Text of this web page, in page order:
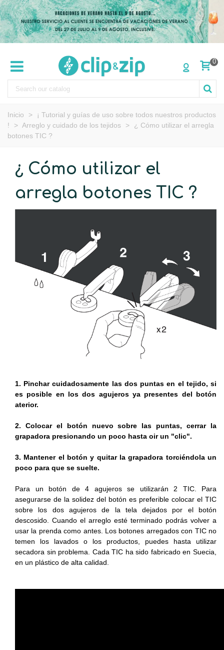
0
Inicio >
¡ Tutorial y guías de uso sobre todos nuestros productos
!
> Arreglo y cuidado de los tejidos >
¿ Cómo utilizar el arregla
botones TIC ?
¿ Cómo utilizar el
arregla botones TIC ?
1. Pinchar cuidadosamente las dos puntas en el tejido, si
es posible en los dos agujeros ya presentes del botón
aterior.
2. Colocar el botón nuevo sobre las puntas, cerrar la
grapadora presionando un poco hasta oir un "clic".
3. Mantener el botón y quitar la grapadora torciéndola un
poco para que se suelte.
Para un botón de 4 agujeros se utilizarán 2 TIC. Para
asegurarse de la solidez del botón es preferible colocar el TIC
sobre los dos agujeros de la tela dejados por el botón
descosido. Cuando el arreglo esté terminado podrás volver a
usar la prenda como antes. Los botones arregados con TIC no
temen los lavados o los productos, puedes hasta utilizar
secadora sin problema. Cada TIC ha sido fabricado en Suecia,
en un plástico de alta calidad.